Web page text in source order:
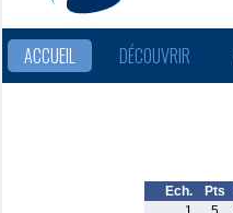
ACCUEIL DÉCOUVRIR
Ech. Pts